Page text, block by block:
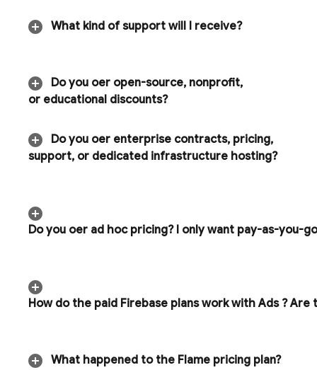
What kind of support will I receive?
Do you offer open-source, nonprofit,
or educational discounts?
Do you offer enterprise contracts, pricing,
support, or dedicated infrastructure hosting?
Do you offer ad hoc pricing? I only want pay-as-you-
How do the paid Firebase plans work withAds? Are
What happened to the Flame pricing plan?